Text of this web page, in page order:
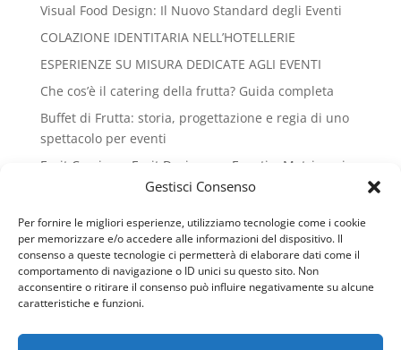
Gestisci Consenso
Per fornire le migliori esperienze, utilizziamo tecnologie come i cookie
per memorizzare e/o accedere alle informazioni del dispositivo. Il
consenso a queste tecnologie ci permetterà di elaborare dati come il
comportamento di navigazione o ID unici su questo sito. Non
acconsentire o ritirare il consenso può influire negativamente su alcune
caratteristiche e funzioni.
Visual Food Design: Il Nuovo Standard degli Eventi
COLAZIONE IDENTITARIA NELL’HOTELLERIE
ESPERIENZE SU MISURA DEDICATE AGLI EVENTI
Che cos’è il catering della frutta? Guida completa
Buffet di Frutta: storia, progettazione e regia di uno
spettacolo per eventi
Fruit Carving e Fruit Design per Eventi e Matrimoni
SAPORI E SAPERI DELLA FRUTTA
Riconoscimento Honoris causa al Gran Galà del
Business
La frutta nel menù: storia, funzione e cultura del fine
pasto
Andrea Lopopolo